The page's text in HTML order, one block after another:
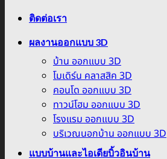
ติดต่อเรา
ผลงานออกแบบ 3D
บ้าน ออกแบบ 3D
โมเดิร์น คลาสสิค 3D
คอนโด ออกแบบ 3D
ทาวน์โฮม ออกแบบ 3D
โรงแรม ออกแบบ 3D
บริเวณนอกบ้าน ออกแบบ 3D
แบบบ้านและไอเดียบิ้วอินบ้าน